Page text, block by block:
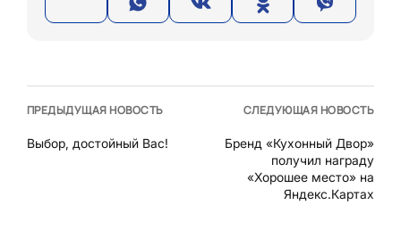
ПРЕДЫДУЩАЯ НОВОСТЬ
Выбор, достойный Вас!
СЛЕДУЮЩАЯ НОВОСТЬ
Бренд «Кухонный Двор»
получил награду
«Хорошее место» на
Яндекс.Картах